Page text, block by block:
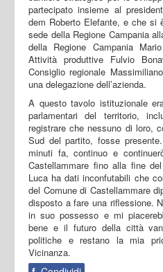
partecipato insieme al
dem Roberto Elefante, e che si
sede della Regione Campania
della Regione Campania
Attività produttive Fulvio
Consiglio regionale
una delegazione dell’azienda.
A questo tavolo istituzionale
parlamentari del territorio,
registrare che nessuno di loro,
Sud del partito, fosse
minuti fa, continuo e
Castellammare fino alla fine
Luca ha dati inconfutabili che
del Comune di Castellammare
disposto a fare una riflessione.
in suo possesso e mi
bene e il futuro della città
politiche e restano la mia
Vicinanza.